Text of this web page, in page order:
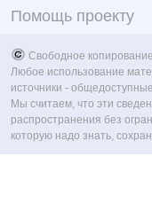
Помощь проекту
Свободное копирование
Любое использование
источники -
Мы считаем, что эти
распространения без
которую надо знать,